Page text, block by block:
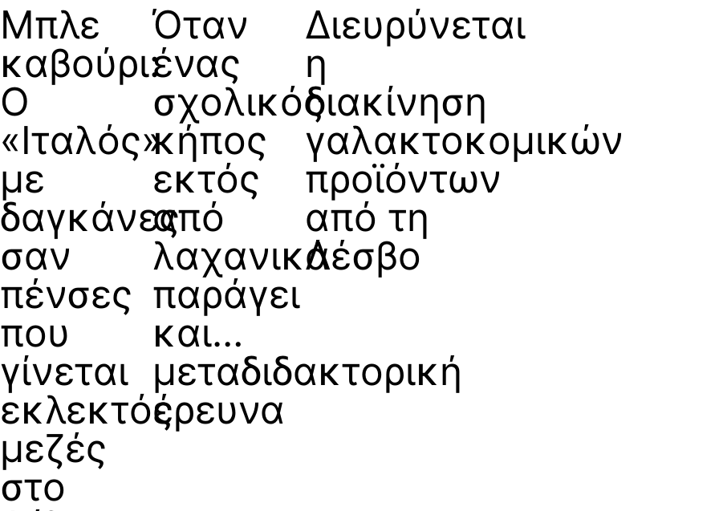
Μπλε
καβούρι:
Ο
«Ιταλός»
με
δαγκάνες
σαν
πένσες
που
γίνεται
εκλεκτός
μεζές
στο
Όταν
ένας
σχολικός
κήπος
εκτός
από
λαχανικά
παράγει
και…
μεταδιδακτορική
έρευνα
Διευρύνεται
η
διακίνηση
γαλακτοκομικών
προϊόντων
από τη
Λέσβο